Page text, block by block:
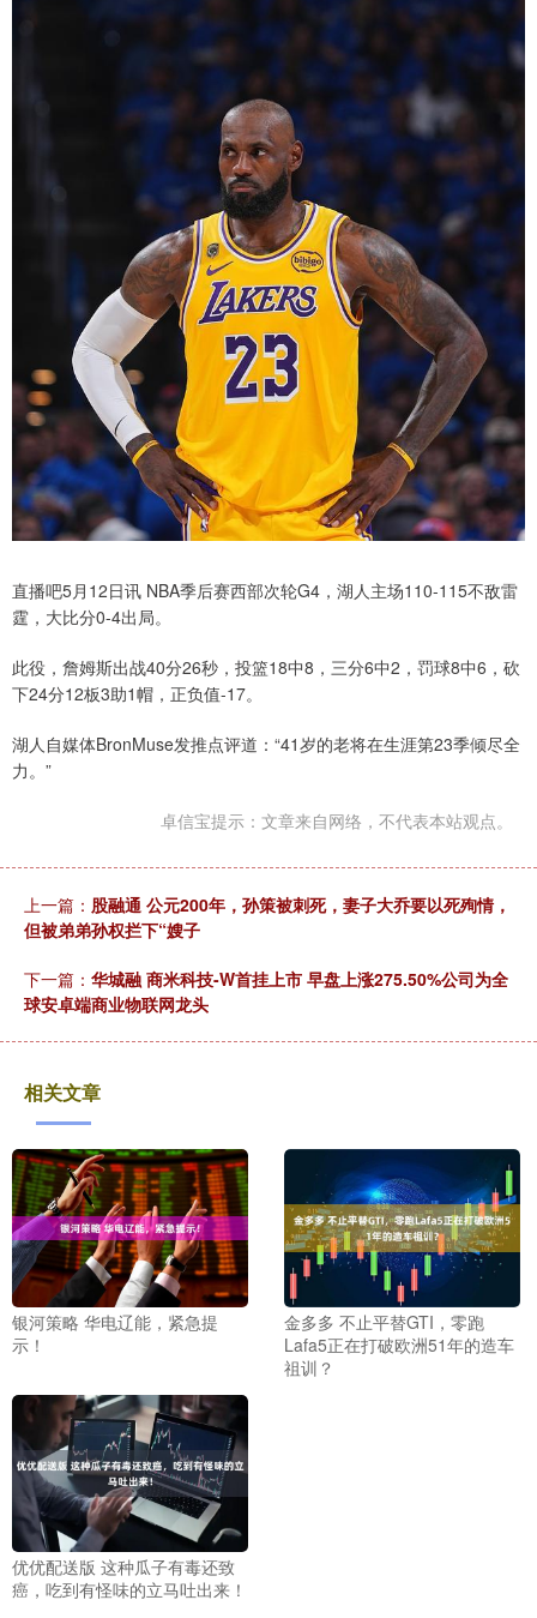
直播吧5月12日讯 NBA季后赛西部次轮G4，湖人主场110-115不敌雷
霆，大比分0-4出局。
此役，詹姆斯出战40分26秒，投篮18中8，三分6中2，罚球8中6，砍
下24分12板3助1帽，正负值-17。
湖人自媒体BronMuse发推点评道：“41岁的老将在生涯第23季倾尽全
力。”
卓信宝提示：文章来自网络，不代表本站观点。
上一篇： 股融通 公元200年，孙策被刺死，妻子大乔要以死殉情，
但被弟弟孙权拦下“嫂子
下一篇： 华城融 商米科技-W首挂上市 早盘上涨275.50%公司为全
球安卓端商业物联网龙头
相关文章
银河策略 华电辽能，紧急提
示！
金多多 不止平替GTI，零跑
Lafa5正在打破欧洲51年的造车
祖训？
优优配送版 这种瓜子有毒还致
癌，吃到有怪味的立马吐出来！